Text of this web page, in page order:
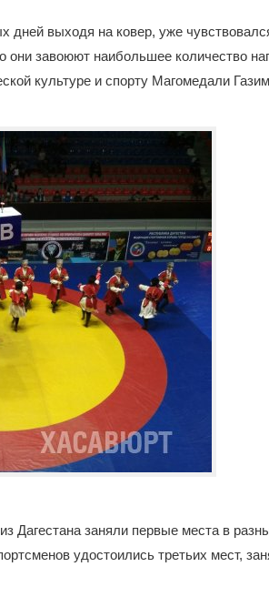
дней выходя на ковер, уже
они завоюют наибольшее количество
культуре и спорту Магомедали
Дагестана заняли первые места в
удостоились третьих мест,